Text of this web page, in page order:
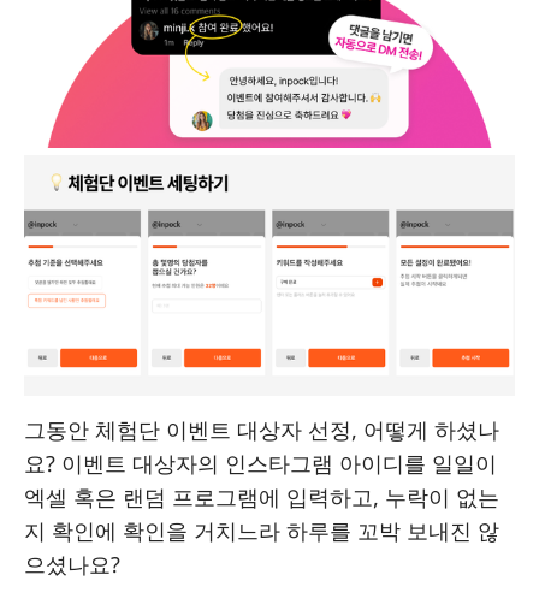
그동안 체험단 이벤트 대상자 선정, 어떻게 하셨나
요? 이벤트 대상자의 인스타그램 아이디를 일일이
엑셀 혹은 랜덤 프로그램에 입력하고, 누락이 없는
지 확인에 확인을 거치느라 하루를 꼬박 보내진 않
으셨나요?